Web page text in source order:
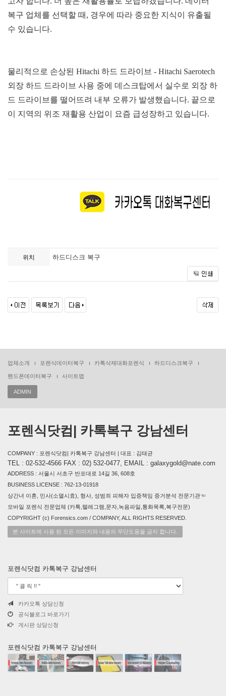
복구 업체를 선택할 때 , 경우에 따라 중요한 지식이 유출될
수 있습니다.
물리적으로 손상된 Hitachi 하드 드라이브 - Hitachi Saerotech
외장 하드 드라이브 사용 중에 데스크탑에서 실수로 외장 하
드 드라이브를 떨어뜨려 내부 오류가 발생했습니다. 끝으로
이 지역의 위조 재활용 산업이 요즘 급성장하고 있습니다.
위치 하드디스크 복구
업체소개 포렌식데이터복구 카톡삭제대화포렌식 하드디스크복구
핸드폰데이터복구 사이트맵
ADMIN
포렌식닷컴| 카톡복구 강남센터
COMPANY : 포렌식닷컴| 카톡복구 강남센터 | 대표 : 김태균
TEL : 02-532-4566 FAX : 02) 532-0477, EMAIL : galaxygold@nate.com
ADDRESS : 서울시 서초구 반포대로 14길 36, 608호
BUSINESS LICENSE : 762-13-01918
상간녀 이혼, 민사(소멸시효), 형사, 성범죄 피해자 입증책임 증거분석 전문기관☜
모바일 포렌식 전문업체 (카톡,텔레그램,문자,녹음파일,통화목록,복구전문)
COPYRIGHT (c) Forensics.com / COMPANY, ALL RIGHTS RESERVED.
본 사이트에 사용 된 모든 이미지와 내용의 무단도용을 금지 합니다.
포렌식닷컴 카톡복구 강남센터
카카오톡 상담신청
공식블로그 바로가기
게시판 상담신청
포렌식닷컴 카톡복구 강남센터